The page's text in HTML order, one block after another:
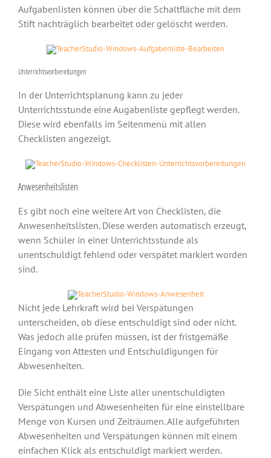
Aufgabenlisten können über die Schaltfläche mit dem
Stift nachträglich bearbeitet oder gelöscht werden.
Unterrichtsvorbereitungen
In der Unterrichtsplanung kann zu jeder
Unterrichtsstunde eine Augabenliste gepflegt werden.
Diese wird ebenfalls im Seitenmenü mit allen
Checklisten angezeigt.
Anwesenheitslisten
Es gibt noch eine weitere Art von Checklisten, die
Anwesenheitslisten. Diese werden automatisch erzeugt,
wenn Schüler in einer Unterrichtsstunde als
unentschuldigt fehlend oder verspätet markiert worden
sind.
Nicht jede Lehrkraft wird bei Verspätungen
unterscheiden, ob diese entschuldigt sind oder nicht.
Was jedoch alle prüfen müssen, ist der fristgemäße
Eingang von Attesten und Entschuldigungen für
Abwesenheiten.
Die Sicht enthält eine Liste aller unentschuldigten
Verspätungen und Abwesenheiten für eine einstellbare
Menge von Kursen und Zeiträumen. Alle aufgeführten
Abwesenheiten und Verspätungen können mit einem
einfachen Klick als entschuldigt markiert werden.